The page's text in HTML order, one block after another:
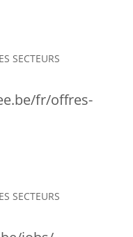
SECTEURS
fr/offres-
SECTEURS